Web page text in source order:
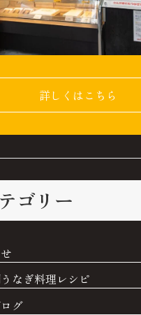
詳しくはこちら
ゴリー
なぎ料理レシピ
グ